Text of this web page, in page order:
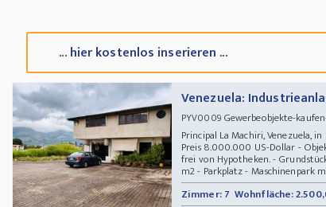
... hier kostenlos inserieren ...
Venezuela:
PYV0009Gewerbeobjekte-
Principal La Machiri, Venezuela,
Preis 8.000.000 US-Dollar -
frei von Hypotheken. -
m2 - Parkplatz - Maschinenpark
Zimmer: 7 Wohnfläche: